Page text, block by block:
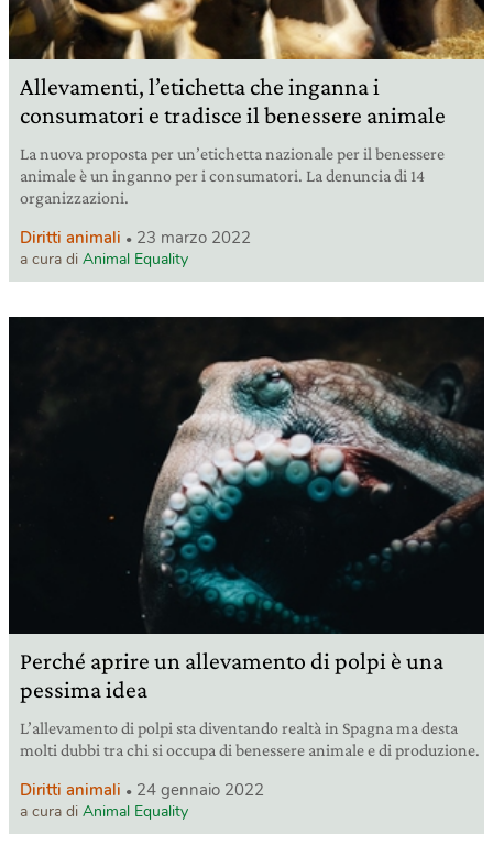
Allevamenti, l’etichetta che inganna i
consumatori e tradisce il benessere animale
La nuova proposta per un’etichetta nazionale per il benessere
animale è un inganno per i consumatori. La denuncia di 14
organizzazioni.
Diritti animali 23 marzo 2022
a cura di Animal Equality
Perché aprire un allevamento di polpi è una
pessima idea
L’allevamento di polpi sta diventando realtà in Spagna ma desta
molti dubbi tra chi si occupa di benessere animale e di produzione.
Diritti animali 24 gennaio 2022
a cura di Animal Equality